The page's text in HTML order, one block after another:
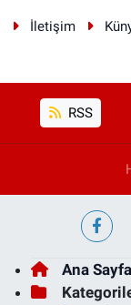
İletişim
RSS
Ana Sayfa